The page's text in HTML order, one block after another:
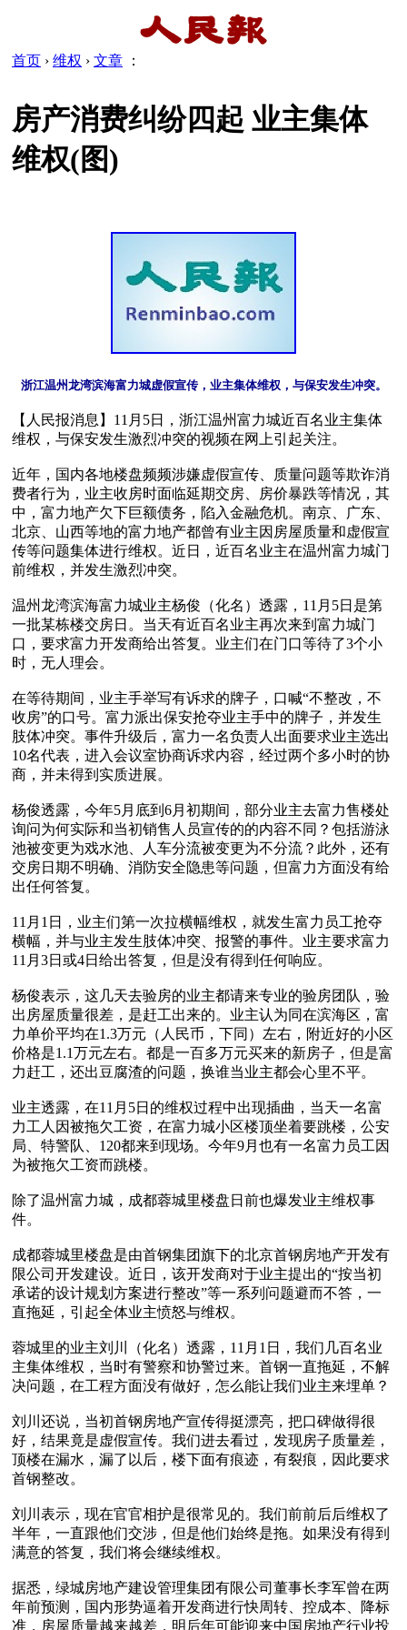
首页 › 维权 › 文章 ：
房产消费纠纷四起 业主集体
维权(图)
【人民报消息】11月5日，浙江温州富力城近百名业主集体
维权，与保安发生激烈冲突的视频在网上引起关注。
近年，国内各地楼盘频频涉嫌虚假宣传、质量问题等欺诈消
费者行为，业主收房时面临延期交房、房价暴跌等情况，其
中，富力地产欠下巨额债务，陷入金融危机。南京、广东、
北京、山西等地的富力地产都曾有业主因房屋质量和虚假宣
传等问题集体进行维权。近日，近百名业主在温州富力城门
前维权，并发生激烈冲突。
温州龙湾滨海富力城业主杨俊（化名）透露，11月5日是第
一批某栋楼交房日。当天有近百名业主再次来到富力城门
口，要求富力开发商给出答复。业主们在门口等待了3个小
时，无人理会。
在等待期间，业主手举写有诉求的牌子，口喊“不整改，不
收房”的口号。富力派出保安抢夺业主手中的牌子，并发生
肢体冲突。事件升级后，富力一名负责人出面要求业主选出
10名代表，进入会议室协商诉求内容，经过两个多小时的协
商，并未得到实质进展。
杨俊透露，今年5月底到6月初期间，部分业主去富力售楼处
询问为何实际和当初销售人员宣传的的内容不同？包括游泳
池被变更为戏水池、人车分流被变更为不分流？此外，还有
交房日期不明确、消防安全隐患等问题，但富力方面没有给
出任何答复。
11月1日，业主们第一次拉横幅维权，就发生富力员工抢夺
横幅，并与业主发生肢体冲突、报警的事件。业主要求富力
11月3日或4日给出答复，但是没有得到任何响应。
杨俊表示，这几天去验房的业主都请来专业的验房团队，验
出房屋质量很差，是赶工出来的。业主认为同在滨海区，富
力单价平均在1.3万元（人民币，下同）左右，附近好的小区
价格是1.1万元左右。都是一百多万元买来的新房子，但是富
力赶工，还出豆腐渣的问题，换谁当业主都会心里不平。
业主透露，在11月5日的维权过程中出现插曲，当天一名富
力工人因被拖欠工资，在富力城小区楼顶坐着要跳楼，公安
局、特警队、120都来到现场。今年9月也有一名富力员工因
为被拖欠工资而跳楼。
除了温州富力城，成都蓉城里楼盘日前也爆发业主维权事
件。
成都蓉城里楼盘是由首钢集团旗下的北京首钢房地产开发有
限公司开发建设。近日，该开发商对于业主提出的“按当初
承诺的设计规划方案进行整改”等一系列问题避而不答，一
直拖延，引起全体业主愤怒与维权。
蓉城里的业主刘川（化名）透露，11月1日，我们几百名业
主集体维权，当时有警察和协警过来。首钢一直拖延，不解
决问题，在工程方面没有做好，怎么能让我们业主来埋单？
刘川还说，当初首钢房地产宣传得挺漂亮，把口碑做得很
好，结果竟是虚假宣传。我们进去看过，发现房子质量差，
顶楼在漏水，漏了以后，楼下面有痕迹，有裂痕，因此要求
首钢整改。
刘川表示，现在官官相护是很常见的。我们前前后后维权了
半年，一直跟他们交涉，但是他们始终是拖。如果没有得到
满意的答复，我们将会继续维权。
据悉，绿城房地产建设管理集团有限公司董事长李军曾在两
年前预测，国内形势逼着开发商进行快周转、控成本、降标
准，房屋质量越来越差，明后年可能迎来中国房地产行业投